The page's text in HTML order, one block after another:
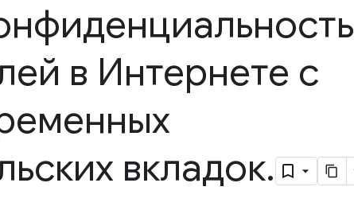
в Интернете с
вкладок.